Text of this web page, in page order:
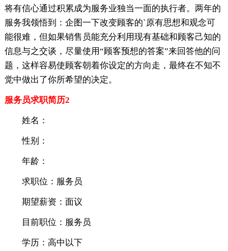
将有信心通过积累成为服务业独当一面的执行者。两年的
服务我领悟到：企图一下改变顾客的`原有思想和观念可
能很难，但如果销售员能充分利用现有基础和顾客己知的
信息与之交谈，尽量使用“顾客预想的答案”来回答他的问
题，这样容易使顾客朝着你设定的方向走，最终在不知不
觉中做出了你所希望的决定。
服务员求职简历2
姓名：
性别：
年龄：
求职位：服务员
期望薪资：面议
目前职位：服务员
学历：高中以下